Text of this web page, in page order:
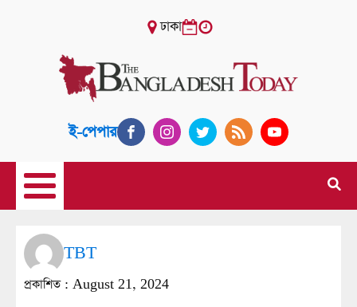
ঢাকা
ই-পেপার
TBT
প্রকাশিত : August 21, 2024